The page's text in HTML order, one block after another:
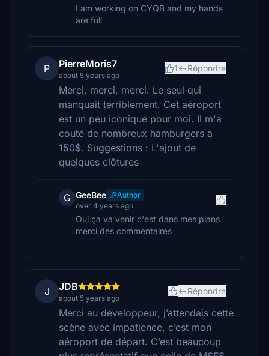
I am working on CYQB and my hands
are full
P PierreMoris7
about 5 years ago
1 Répondre
Merci, merci, merci. Le seul qui
manquait terriblement. Cet aéroport
est un peu iconique pour moi. Il m'a
couté de nombreux hamburgers a
150$. Suggestions : L'ajout de
quelques clôtures
G GeeBee
Author
over 4 years ago
Oui ça va venir c'est dans mes plans
merci des commentaires
J JDB
about 5 years ago
Répondre
Merci au développeur, j’attendais cette
scène avec impatience, c’est mon
aéroport de départ. C’est beaucoup